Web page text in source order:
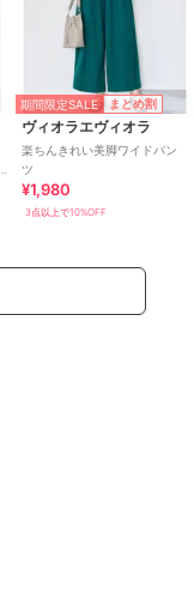
期間限定SALE まとめ割
ヴィオラエヴィオラ
楽ちんきれい美脚ワイドパン
ツ
¥1,980
3点以上で10%OFF